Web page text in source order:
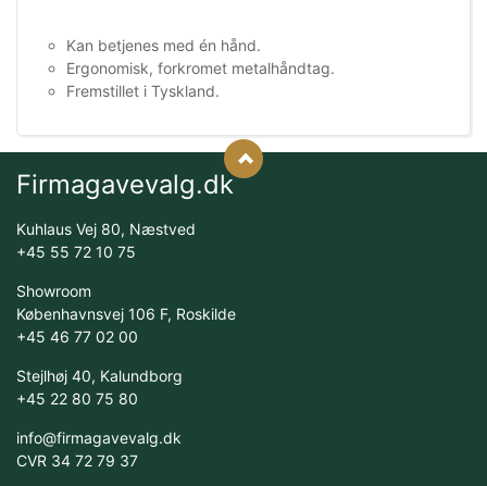
Kan betjenes med én hånd.
Ergonomisk, forkromet metalhåndtag.
Fremstillet i Tyskland.
Firmagavevalg.dk
Kuhlaus Vej 80, Næstved
+45 55 72 10 75
Showroom
Københavnsvej 106 F, Roskilde
+45 46 77 02 00
Stejlhøj 40, Kalundborg
+45 22 80 75 80
info@firmagavevalg.dk
CVR 34 72 79 37